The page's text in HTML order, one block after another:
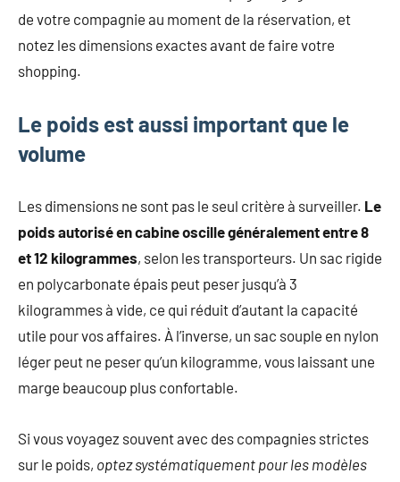
de votre compagnie au moment de la réservation, et
notez les dimensions exactes avant de faire votre
shopping.
Le poids est aussi important que le
volume
Les dimensions ne sont pas le seul critère à surveiller. Le
poids autorisé en cabine oscille généralement entre 8
et 12 kilogrammes, selon les transporteurs. Un sac rigide
en polycarbonate épais peut peser jusqu’à 3
kilogrammes à vide, ce qui réduit d’autant la capacité
utile pour vos affaires. À l’inverse, un sac souple en nylon
léger peut ne peser qu’un kilogramme, vous laissant une
marge beaucoup plus confortable.
Si vous voyagez souvent avec des compagnies strictes
sur le poids, optez systématiquement pour les modèles